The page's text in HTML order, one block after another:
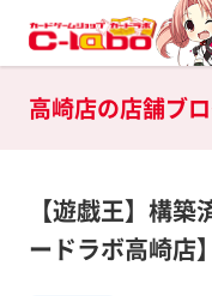
高崎店の店舗ブ
【遊戯王】構
ードラボ高崎店】